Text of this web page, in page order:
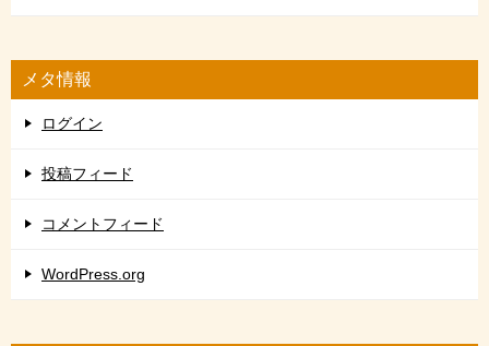
メタ情報
ログイン
投稿フィード
コメントフィード
WordPress.org